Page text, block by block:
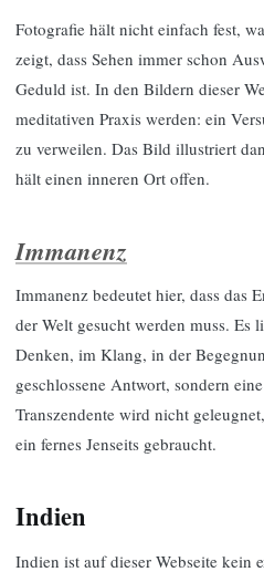
Fotografie hält nicht einfach fest,
zeigt, dass Sehen immer schon
Geduld ist. In den Bildern dieser
meditativen Praxis werden: ein
zu verweilen. Das Bild illustriert
hält einen inneren Ort offen.
Immanenz
Immanenz bedeutet hier, dass das
der Welt gesucht werden muss.
Denken, im Klang, in der
geschlossene Antwort, sondern
Transzendente wird nicht
ein fernes Jenseits gebraucht.
Indien
Indien ist auf dieser Webseite kein